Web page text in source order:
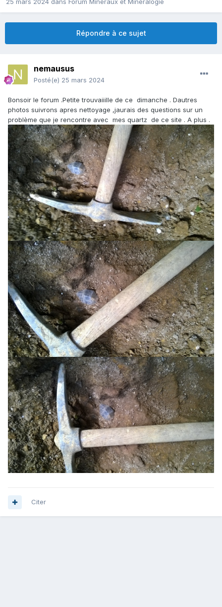
25 mars 2024 dans Forum Minéraux et Minéralogie
Répondre à ce sujet
nemausus
Posté(e) 25 mars 2024
Bonsoir le forum .Petite trouvaiiille de ce dimanche . Dautres
photos suivrons apres nettoyage ,jaurais des questions sur un
problème que je rencontre avec mes quartz de ce site . A plus .
Citer